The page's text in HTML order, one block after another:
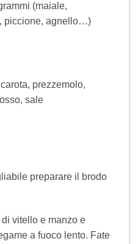
(maiale,
piccione, agnello…)
prezzemolo,
sale
preparare il brodo
vitello e manzo e
a fuoco lento. Fate